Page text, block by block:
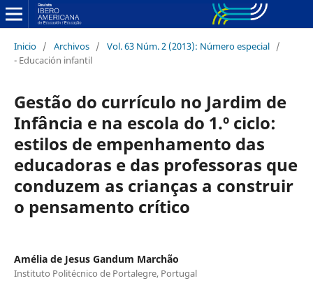
Inicio / Archivos / Vol. 63 Núm. 2 (2013): Número especial /
- Educación infantil
Gestão do currículo no Jardim de
Infância e na escola do 1.º ciclo:
estilos de empenhamento das
educadoras e das professoras que
conduzem as crianças a construir
o pensamento crítico
Amélia de Jesus Gandum Marchão
Instituto Politécnico de Portalegre, Portugal